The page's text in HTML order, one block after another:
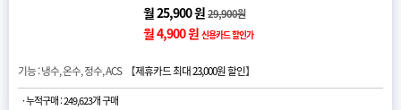
월 25,900 원29,900원
월 4,900 원 신용카드 할인가
기능 : 냉수, 온수, 정수, ACS 【제휴카드 최대 23,000원 할인】
· 누적구매 : 249,623개 구매